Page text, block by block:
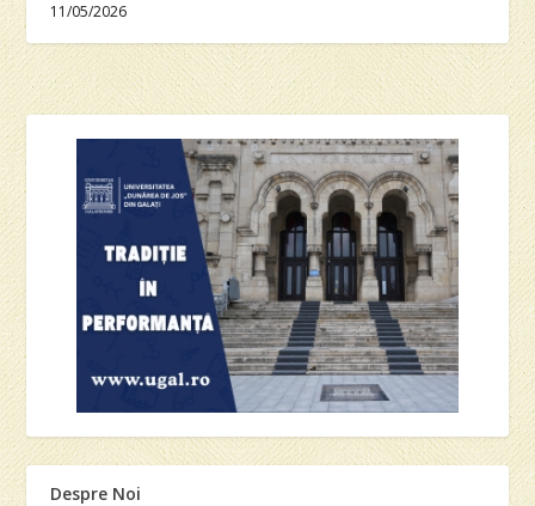
11/05/2026
Despre Noi